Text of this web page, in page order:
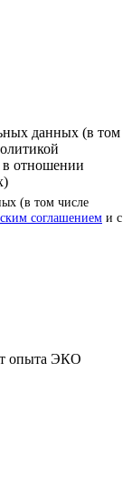
данных (в том
в отношении
(в том числе
соглашением и с
опыта ЭКО